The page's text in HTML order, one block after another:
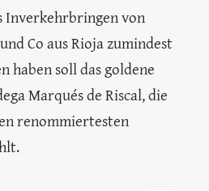
Inverkehrbringen von
Co aus Rioja zumindest
haben soll das goldene
Marqués de Riscal, die
renommiertesten